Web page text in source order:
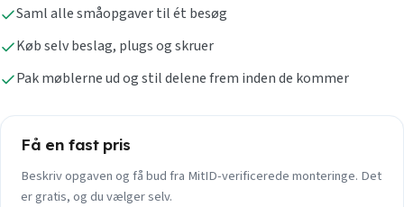
Saml alle småopgaver til ét besøg
Køb selv beslag, plugs og skruer
Pak møblerne ud og stil delene frem inden de kommer
Få en fast pris
Beskriv opgaven og få bud fra MitID-verificerede monteringe. Det
er gratis, og du vælger selv.